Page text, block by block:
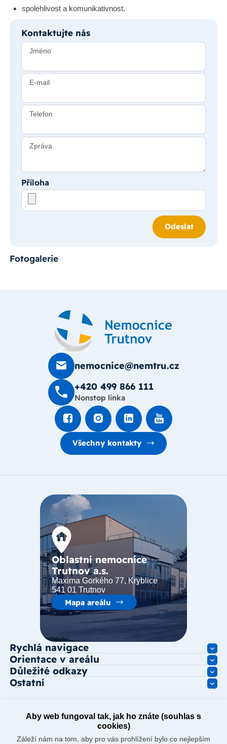
spolehlivost a komunikativnost.
Kontaktujte nás
Jméno
E-mail
Telefon
Zpráva
Příloha
Odeslat
Fotogalerie
nemocnice@nemtru.cz
+420 499 8­66 111
Nonstop linka
Všechny kontakty
Oblastní nemocnice
Trutnov a.s.
Maxima Gorkého 77, Kryblice
541 01 Trutnov
Mapa areálu
Rychlá navigace
Orientace v areálu
Důležité odkazy
Ostatní
Aby web fungoval tak, jak ho znáte (souhlas s
cookies)
Záleží nám na tom, aby pro vás prohlížení bylo co nejlepším